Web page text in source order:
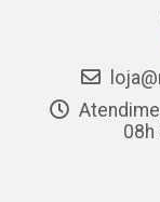
08h